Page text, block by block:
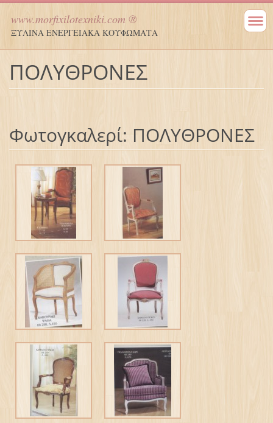
www.morfixilotexniki.com ®
ΞΥΛΙΝΑ ΕΝΕΡΓΕΙΑΚΑ ΚΟΥΦΩΜΑΤΑ
ΠΟΛΥΘΡΟΝΕΣ
Φωτογκαλερί: ΠΟΛΥΘΡΟΝΕΣ